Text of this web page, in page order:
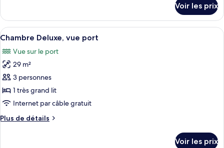
Supérieure
le
type
de
Chambre
Double
Voir les prix
Afficher
toutes
les
photos
pour
ce
type
chambre :
Une chambre d’hôtel moderne
5
Chambre Deluxe, vue port
Vue sur le port
29 m²
3 personnes
1 très grand lit
Internet par câble gratuit
Plus de détails
Plus
Voir les prix